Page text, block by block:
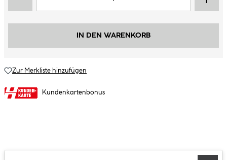
IN DEN WARENKORB
Zur Merkliste hinzufügen
Kundenkartenbonus